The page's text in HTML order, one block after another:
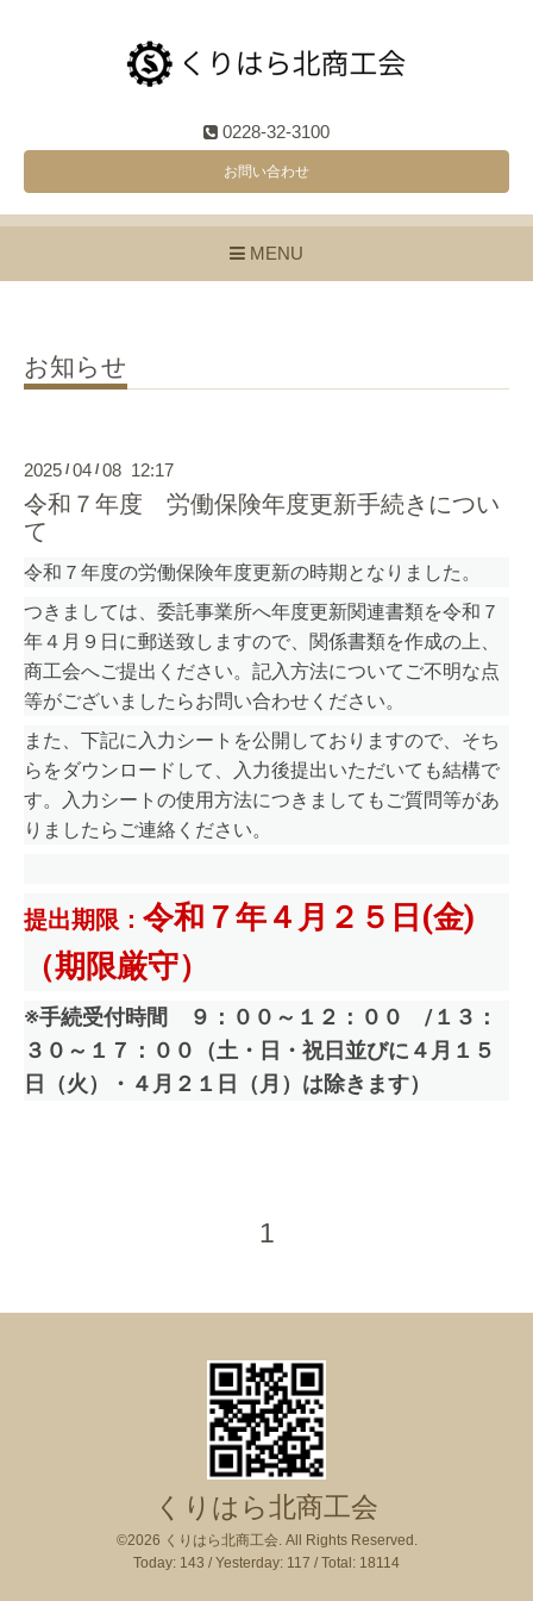
0228-32-3100
お問い合わせ
MENU
お知らせ
2025 / 04 / 08 12:17
令和７年度 労働保険年度更新手続きについ
て
令和７年度の労働保険年度更新の時期となりました。
つきましては、委託事業所へ年度更新関連書類を令和７
年４月９日に郵送致しますので、関係書類を作成の上、
商工会へご提出ください。記入方法についてご不明な点
等がございましたらお問い合わせください。
また、下記に入力シートを公開しておりますので、そち
らをダウンロードして、入力後提出いただいても結構で
す。入力シートの使用方法につきましてもご質問等があ
りましたらご連絡ください。
提出期限： 令和７年４月２５日(金)
（期限厳守）
※手続受付時間 ９：００～１２：００ /１３：
３０～１７：００（土・日・祝日並びに４月１５
日（火）・４月２１日（月）は除きます）
1
くりはら北商工会
©2026 くりはら北商工会. All Rights Reserved.
Today: 143 / Yesterday: 117 / Total: 18114